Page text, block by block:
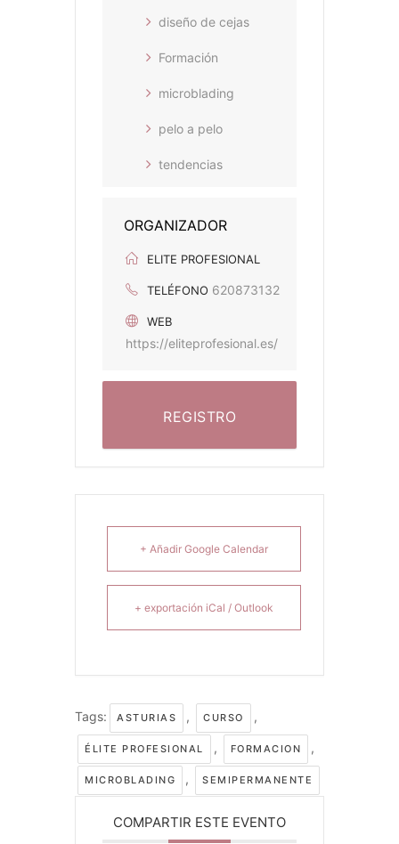
diseño de cejas
Formación
microblading
pelo a pelo
tendencias
ORGANIZADOR
ELITE PROFESIONAL
TELÉFONO 620873132
WEB
https://eliteprofesional.es/
REGISTRO
+ Añadir Google Calendar
+ exportación iCal / Outlook
Tags: ASTURIAS , CURSO ,
ÉLITE PROFESIONAL , FORMACION ,
MICROBLADING , SEMIPERMANENTE
COMPARTIR ESTE EVENTO